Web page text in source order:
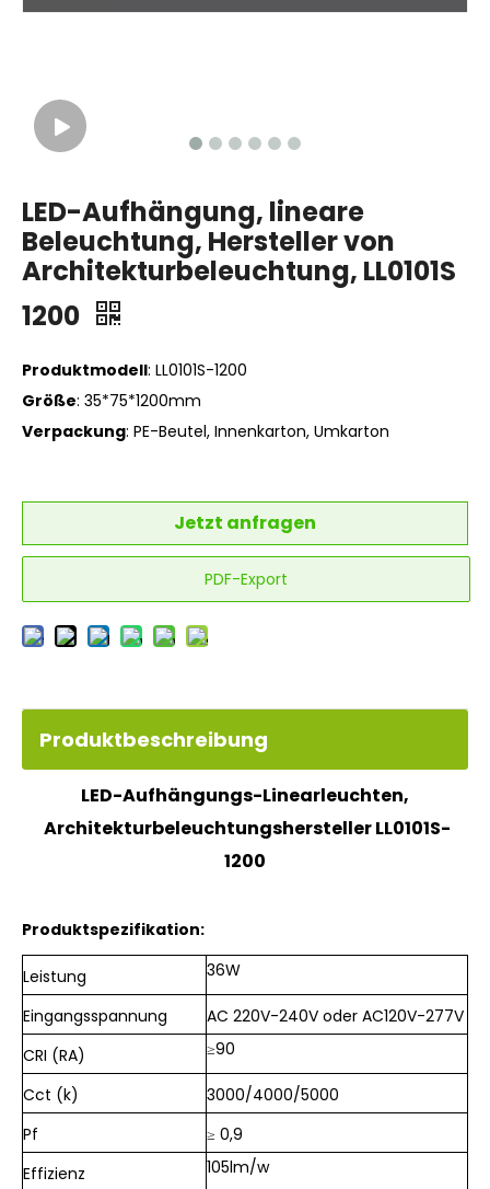
LED-Aufhängung, lineare
Beleuchtung, Hersteller von
Architekturbeleuchtung, LL0101S
1200
Produktmodell: LL0101S-1200
Größe: 35*75*1200mm
Verpackung: PE-Beutel, Innenkarton, Umkarton
Jetzt anfragen
PDF-Export
Produktbeschreibung
LED-Aufhängungs-Linearleuchten,
Architekturbeleuchtungshersteller LL0101S-
1200
Produktspezifikation:
Leistung 36W
Eingangsspannung AC 220V-240V oder AC120V-277V
CRI (RA)
≥90
Cct (k)
3000/4000/5000
Pf
≥ 0,9
Effizienz
105lm/w